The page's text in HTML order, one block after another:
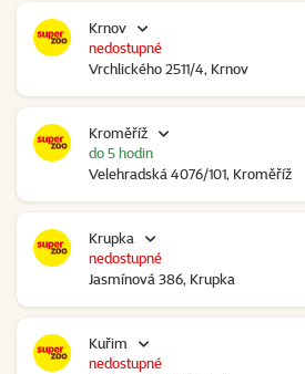
Krnov
Vrchlického 2511/4, Krnov
nedostupné
Kroměříž
Velehradská 4076/101, Kroměříž
do 5 hodin
Krupka
Jasmínová 386, Krupka
nedostupné
Kuřim
nedostupné